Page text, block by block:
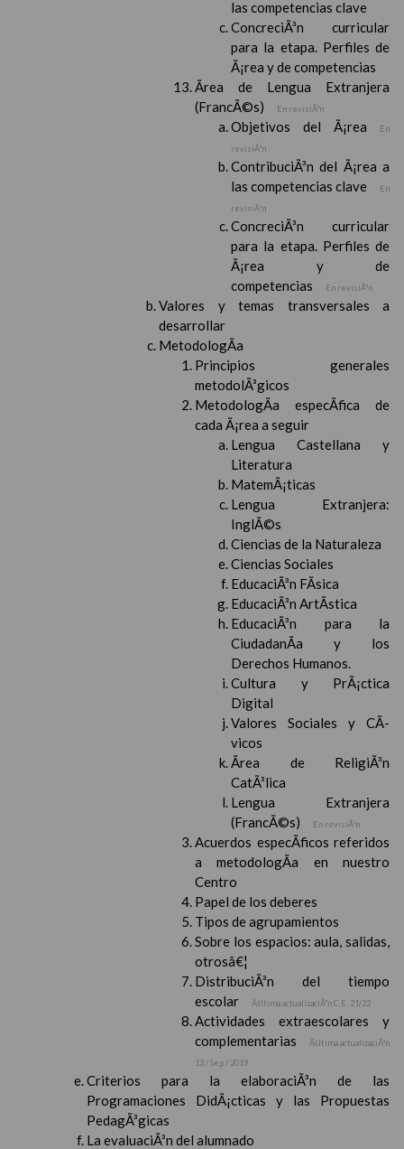
las competencias clave
ConcreciÃ³n curricular
para la etapa. Perfiles de
Ã¡rea y de competencias
Ãrea de Lengua Extranjera
(FrancÃ©s)
En revisiÃ³n
Objetivos del Ã¡rea
En
revisiÃ³n
ContribuciÃ³n del Ã¡rea a
las competencias clave
En
revisiÃ³n
ConcreciÃ³n curricular
para la etapa. Perfiles de
Ã¡rea y de
competencias
En revisiÃ³n
Valores y temas transversales a
desarrollar
MetodologÃ­a
Principios generales
metodolÃ³gicos
MetodologÃ­a especÃ­fica de
cada Ã¡rea a seguir
Lengua Castellana y
Literatura
MatemÃ¡ticas
Lengua Extranjera:
InglÃ©s
Ciencias de la Naturaleza
Ciencias Sociales
EducaciÃ³n FÃ­sica
EducaciÃ³n ArtÃ­stica
EducaciÃ³n para la
CiudadanÃ­a y los
Derechos Humanos.
Cultura y PrÃ¡ctica
Digital
Valores Sociales y CÃ­
vicos
Ãrea de ReligiÃ³n
CatÃ³lica
Lengua Extranjera
(FrancÃ©s)
En revisiÃ³n
Acuerdos especÃ­ficos referidos
a metodologÃ­a en nuestro
Centro
Papel de los deberes
Tipos de agrupamientos
Sobre los espacios: aula, salidas,
otrosâ€¦
DistribuciÃ³n del tiempo
escolar
Ãšltima actualizaciÃ³n C.E. 21/22
Actividades extraescolares y
complementarias
Ãšltima actualizaciÃ³n
13 / Sep / 2019
Criterios para la elaboraciÃ³n de las
Programaciones DidÃ¡cticas y las Propuestas
PedagÃ³gicas
La evaluaciÃ³n del alumnado